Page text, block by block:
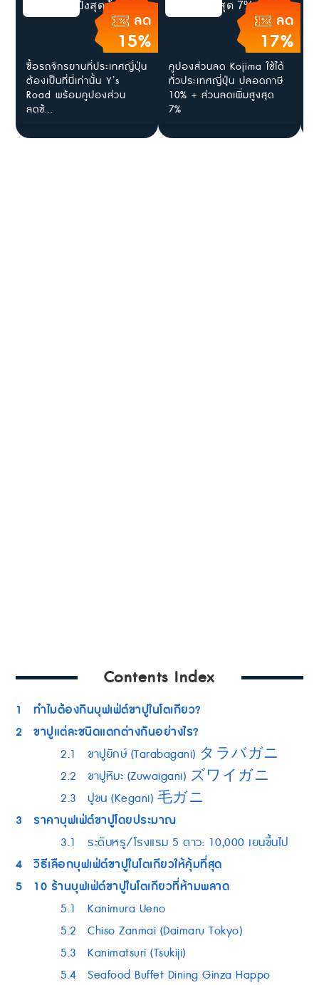
ลด
15%
ซื้อรถจักรยานที่ประเทศญี่ปุ่น
ต้องเป็นที่นี่เท่านั้น Y’s
Road พร้อมคูปองส่วน
ลดช้...
ลด
17%
คูปองส่วนลด Kojima ใช้ได้
ทั่วประเทศญี่ปุ่น ปลอดภาษี
10% + ส่วนลดเพิ่มสูงสุด
7%
Contents Index
1
ทำไมต้องกินบุฟเฟ่ต์ขาปูในโตเกียว?
2 ขาปูแต่ละชนิดแตกต่างกันอย่างไร?
2.1
ขาปูยักษ์ (Tarabagani) タラバガニ
2.2
ขาปูหิมะ (Zuwaigani) ズワイガニ
2.3
ปูขน (Kegani) 毛ガニ
3 ราคาบุฟเฟ่ต์ขาปูโดยประมาณ
3.1 ระดับหรู/โรงแรม 5 ดาว: 10,000 เยนขึ้นไป
4 วิธีเลือกบุฟเฟ่ต์ขาปูในโตเกียวให้คุ้มที่สุด
5
10 ร้านบุฟเฟ่ต์ขาปูในโตเกียวที่ห้ามพลาด
5.1
Kanimura Ueno
5.2
Chiso Zanmai (Daimaru Tokyo)
5.3
Kanimatsuri (Tsukiji)
5.4
Seafood Buffet Dining Ginza Happo